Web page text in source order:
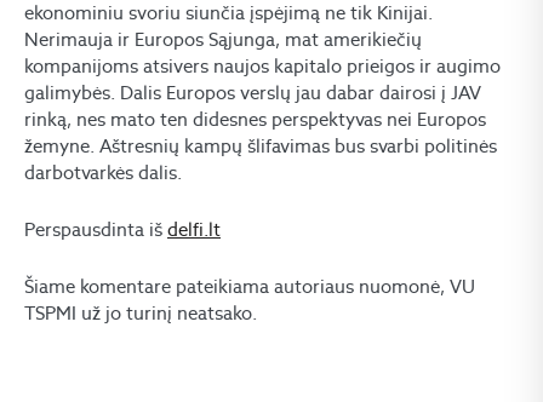
ekonominiu svoriu siunčia įspėjimą ne tik Kinijai.
Nerimauja ir Europos Sąjunga, mat amerikiečių
kompanijoms atsivers naujos kapitalo prieigos ir augimo
galimybės. Dalis Europos verslų jau dabar dairosi į JAV
rinką, nes mato ten didesnes perspektyvas nei Europos
žemyne. Aštresnių kampų šlifavimas bus svarbi politinės
darbotvarkės dalis.
Perspausdinta iš delfi.lt
Šiame komentare pateikiama autoriaus nuomonė, VU
TSPMI už jo turinį neatsako.